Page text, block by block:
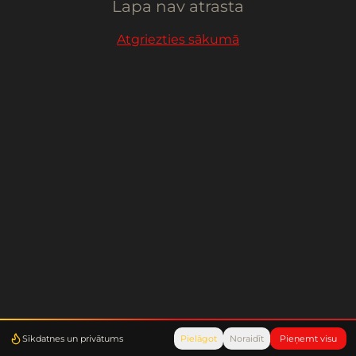
Sīkdatnes un privātums Pielāgot Noraidīt Pieņemt visu
Lapa nav atrasta
Atgriezties sākumā